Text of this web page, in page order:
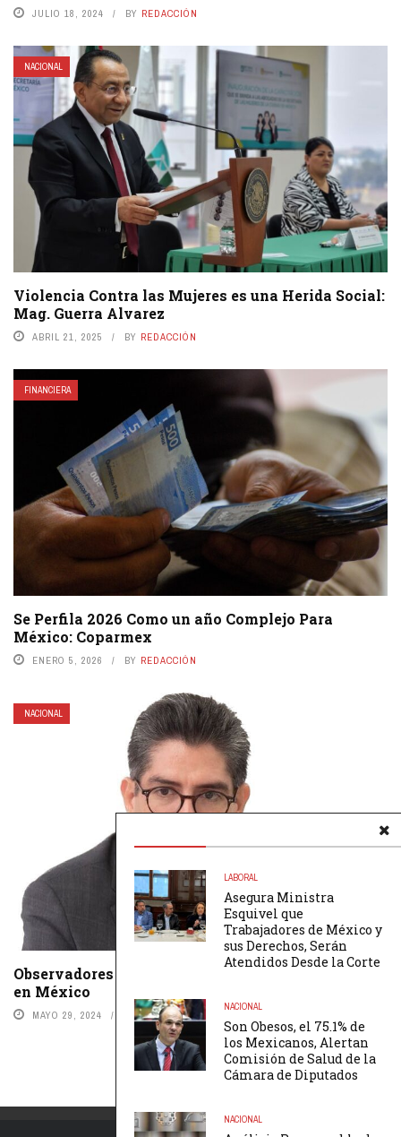
JULIO 18, 2024 BY REDACCIÓN
NACIONAL
Violencia Contra las Mujeres es una Herida Social:
Mag. Guerra Alvarez
ABRIL 21, 2025 BY REDACCIÓN
FINANCIERA
Se Perfila 2026 Como un año Complejo Para
México: Coparmex
ENERO 5, 2026 BY REDACCIÓN
NACIONAL
Observadores de Ucrania Vigilarán las Elecciones
en México
MAYO 29, 2024 BYREDACCIÓN
LABORAL
Asegura Ministra
Esquivel que
Trabajadores de México y
sus Derechos, Serán
Atendidos Desde la Corte
NACIONAL
Son Obesos, el 75.1% de
los Mexicanos, Alertan
Comisión de Salud de la
Cámara de Diputados
NACIONAL